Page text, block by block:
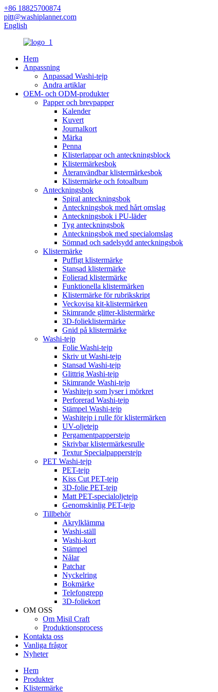
+86 18825700874
pitt@washiplanner.com
English
Hem
Anpassning
Anpassad Washi-tejp
Andra artiklar
OEM- och ODM-produkter
Papper och brevpapper
Kalender
Kuvert
Journalkort
Märka
Penna
Klisterlappar och anteckningsblock
Klistermärkesbok
Återanvändbar klistermärkesbok
Klistermärke och fotoalbum
Anteckningsbok
Spiral anteckningsbok
Anteckningsbok med hårt omslag
Anteckningsbok i PU-läder
Tyg anteckningsbok
Anteckningsbok med specialomslag
Sömnad och sadelsydd anteckningsbok
Klistermärke
Puffigt klistermärke
Stansad klistermärke
Folierad klistermärke
Funktionella klistermärken
Klistermärke för rubrikskript
Veckovisa kit-klistermärken
Skimrande glitter-klistermärke
3D-folieklistermärke
Gnid på klistermärke
Washi-tejp
Folie Washi-tejp
Skriv ut Washi-tejp
Stansad Washi-tejp
Glittrig Washi-tejp
Skimrande Washi-tejp
Washitejp som lyser i mörkret
Perforerad Washi-tejp
Stämpel Washi-tejp
Washitejp i rulle för klistermärken
UV-oljetejp
Pergamentpapperstejp
Skrivbar klistermärkesrulle
Textur Specialpapperstejp
PET Washi-tejp
PET-tejp
Kiss Cut PET-tejp
3D-folie PET-tejp
Matt PET-specialoljetejp
Genomskinlig PET-tejp
Tillbehör
Akrylklämma
Washi-ställ
Washi-kort
Stämpel
Nålar
Patchar
Nyckelring
Bokmärke
Telefongrepp
3D-foliekort
OM OSS
Om Misil Craft
Produktionsprocess
Kontakta oss
Vanliga frågor
Nyheter
Hem
Produkter
Klistermärke